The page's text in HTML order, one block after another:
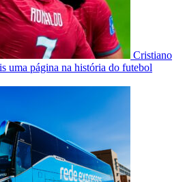
Cristiano
uma página na história do futebol